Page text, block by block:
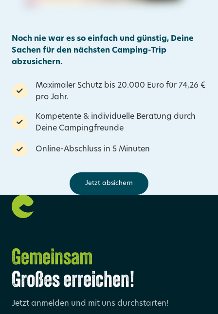
Noch nie war es so einfach und günstig, Deine
Sachen für den nächsten Camping-Trip
abzusichern.
Maximaler Schutz bis 20.000 Euro für 74,26 €
pro Jahr.
Kompetente & individuelle Beratung durch
Deine Campingfreunde
Online-Abschluss in 5 Minuten
Jetzt absichern
Gemeinsam
Großes erreichen!
Jetzt anmelden und mit uns durchstarten!